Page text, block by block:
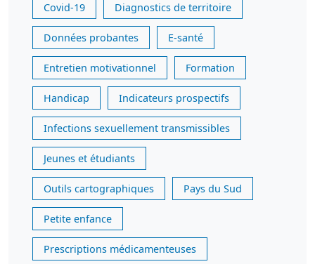
Covid-19 Diagnostics de territoire
Données probantes E-santé
Entretien motivationnel Formation
Handicap Indicateurs prospectifs
Infections sexuellement transmissibles
Jeunes et étudiants
Outils cartographiques Pays du Sud
Petite enfance
Prescriptions médicamenteuses